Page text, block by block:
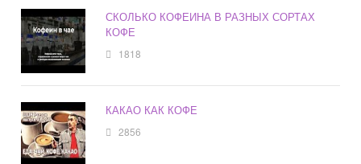
СКОЛЬКО КОФЕИНА В РАЗНЫХ СОРТАХ
КОФЕ
1818
КАКАО КАК КОФЕ
2856